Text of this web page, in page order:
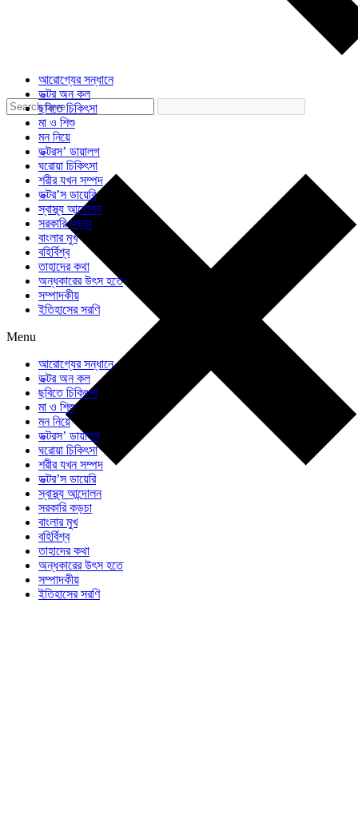
আরোগ্যের সন্ধানে
ডক্টর অন কল
ছবিতে চিকিৎসা
মা ও শিশু
মন নিয়ে
ডক্টরস’ ডায়ালগ
ঘরোয়া চিকিৎসা
শরীর যখন সম্পদ
ডক্টর’স ডায়েরি
স্বাস্থ্য আন্দোলন
সরকারি কড়চা
বাংলার মুখ
বহির্বিশ্ব
তাহাদের কথা
অন্ধকারের উৎস হতে
সম্পাদকীয়
ইতিহাসের সরণি
Menu
আরোগ্যের সন্ধানে
ডক্টর অন কল
ছবিতে চিকিৎসা
মা ও শিশু
মন নিয়ে
ডক্টরস’ ডায়ালগ
ঘরোয়া চিকিৎসা
শরীর যখন সম্পদ
ডক্টর’স ডায়েরি
স্বাস্থ্য আন্দোলন
সরকারি কড়চা
বাংলার মুখ
বহির্বিশ্ব
তাহাদের কথা
অন্ধকারের উৎস হতে
সম্পাদকীয়
ইতিহাসের সরণি